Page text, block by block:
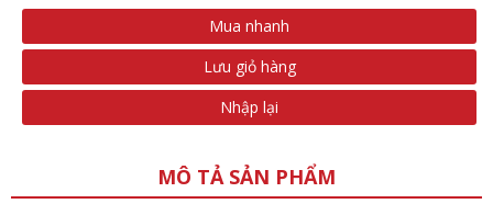
Mua nhanh
Lưu giỏ hàng
Nhập lại
MÔ TẢ SẢN PHẨM